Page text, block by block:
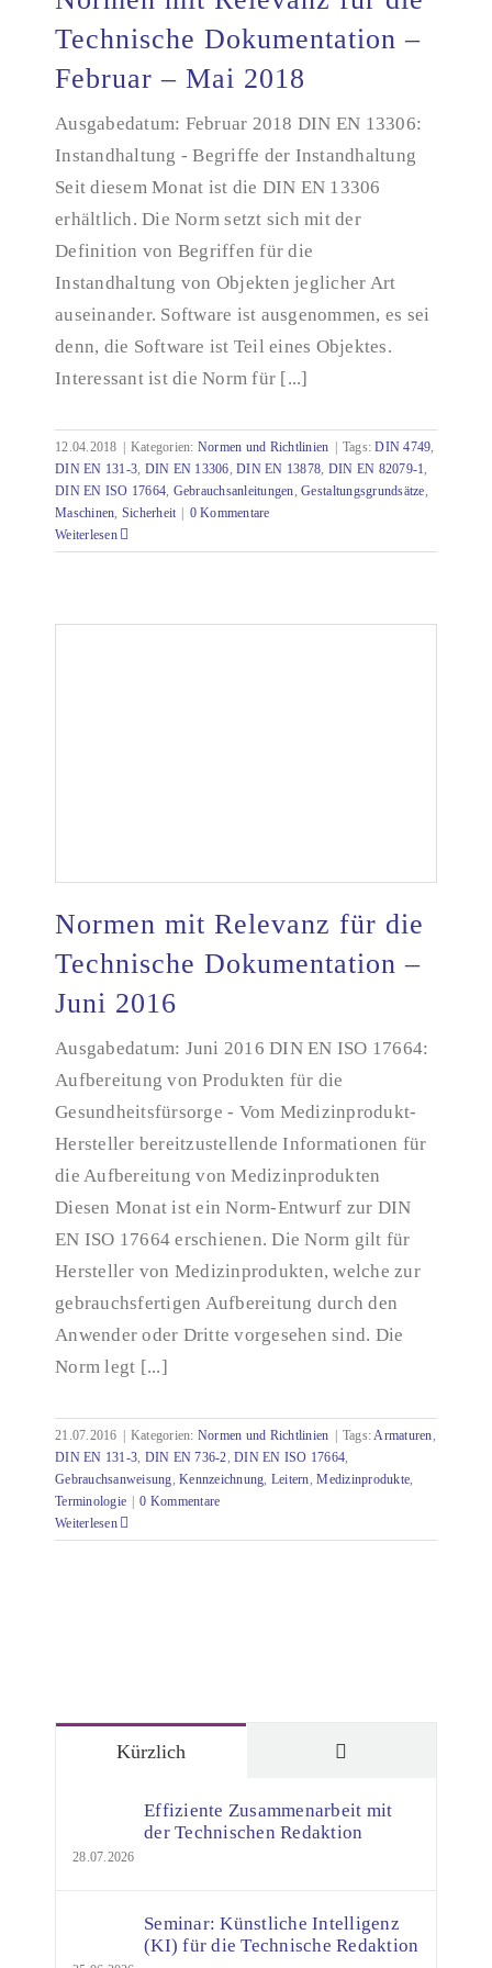
Normen mit Relevanz für die Technische
Technische Dokumentation –
Februar – Mai 2018
Ausgabedatum: Februar 2018 DIN EN 13306:
Instandhaltung - Begriffe der Instandhaltung
Seit diesem Monat ist die DIN EN 13306
erhältlich. Die Norm setzt sich mit der
Definition von Begriffen für die
Instandhaltung von Objekten jeglicher Art
auseinander. Software ist ausgenommen, es sei
denn, die Software ist Teil eines Objektes.
Interessant ist die Norm für [...]
12.04.2018 Kategorien: Normen und Richtlinien Tags:DIN 4749,
DIN EN 131-3, DIN EN 13306,DIN EN 13878, DIN EN 82079-1,
DIN EN ISO 17664, Gebrauchsanleitungen,Gestaltungsgrundsätze,
Maschinen, Sicherheit
0 Kommentare
Weiterlesen
Normen mit Relevanz für die Technische
Normen mit Relevanz für die
Technische Dokumentation –
Juni 2016
Ausgabedatum: Juni 2016 DIN EN ISO 17664:
Aufbereitung von Produkten für die
Gesundheitsfürsorge - Vom Medizinprodukt-
Hersteller bereitzustellende Informationen für
die Aufbereitung von Medizinprodukten
Diesen Monat ist ein Norm-Entwurf zur DIN
EN ISO 17664 erschienen. Die Norm gilt für
Hersteller von Medizinprodukten, welche zur
gebrauchsfertigen Aufbereitung durch den
Anwender oder Dritte vorgesehen sind. Die
Norm legt [...]
21.07.2016 Kategorien: Normen und Richtlinien Tags:Armaturen,
DIN EN 131-3, DIN EN 736-2,DIN EN ISO 17664,
Gebrauchsanweisung,Kennzeichnung, Leitern,Medizinprodukte,
Terminologie
0 Kommentare
Weiterlesen
Kürzlich
Effiziente Zusammenarbeit mit
der Technischen Redaktion
28.07.2026
Seminar: Künstliche Intelligenz
(KI) für die Technische Redaktion